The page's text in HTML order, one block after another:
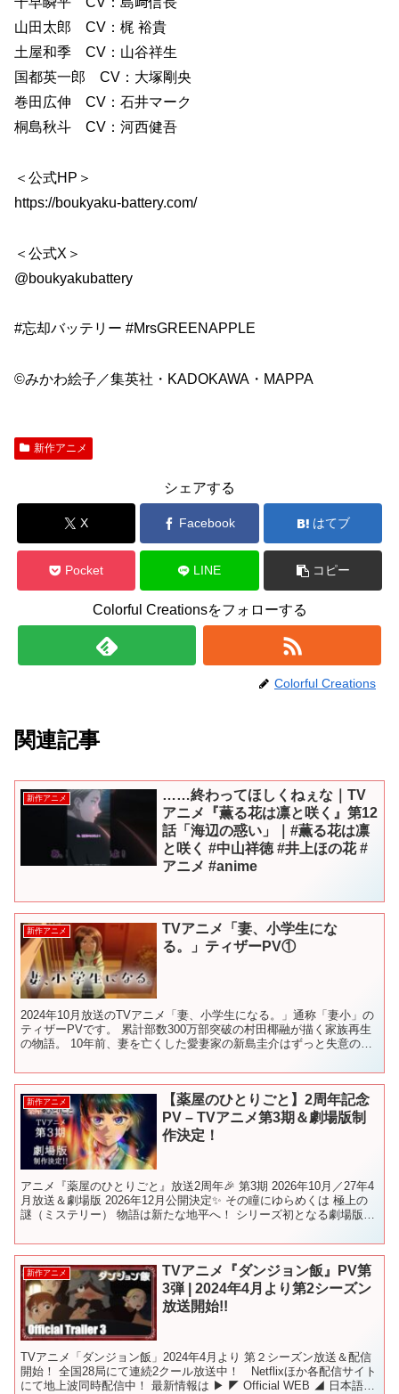
山田太郎 CV：梶 裕貴
土屋和季 CV：山谷祥生
国都英一郎 CV：大塚剛央
巻田広伸 CV：石井マーク
桐島秋斗 CV：河西健吾
＜公式HP＞
https://boukyaku-battery.com/
＜公式X＞
@boukyakubattery
#忘却バッテリー #MrsGREENAPPLE
©みかわ絵子／集英社・KADOKAWA・MAPPA
新作アニメ
シェアする
X Facebook はてブ
Pocket LINE コピー
Colorful Creationsをフォローする
Colorful Creations
関連記事
新作アニメ
……終わってほしくねぇな｜TV
アニメ『薫る花は凛と咲く』第12
話「海辺の惑い」｜#薫る花は凛
と咲く #中山祥徳 #井上ほの花 #
アニメ #anime
新作アニメ
TVアニメ「妻、小学生にな
る。」ティザーPV①
2024年10月放送のTVアニメ「妻、小学生になる。」通称「妻小」の
ティザーPVです。 累計部数300万部突破の村田椰融が描く家族再生
の物語。 10年前、妻を亡くした愛妻家の新島圭介はずっと失意の中
新作アニメ
【薬屋のひとりごと】2周年記念
PV – TVアニメ第3期＆劇場版制
作決定！
アニメ『薬屋のひとりごと』放送2周年🎉 第3期 2026年10月／27年4
月放送＆劇場版 2026年12月公開決定✨ その瞳にゆらめくは 極上の
謎（ミステリー） 物語は新たな地平へ！ シリーズ初となる劇場版
新作アニメ
TVアニメ『ダンジョン飯』PV第
3弾 | 2024年4月より第2シーズン
放送開始!!
TVアニメ「ダンジョン飯」2024年4月より 第２シーズン放送＆配信
開始！ 全国28局にて連続2クール放送中！ Netflixほか各配信サイト
にて地上波同時配信中！ 最新情報は ▶ ◤ Official WEB ◢ 日本語公